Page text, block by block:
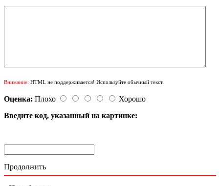
Внимание: HTML не поддерживается! Используйте обычный текст.
Оценка: Плохо
Хорошо
Введите код, указанный на картинке:
Продолжить